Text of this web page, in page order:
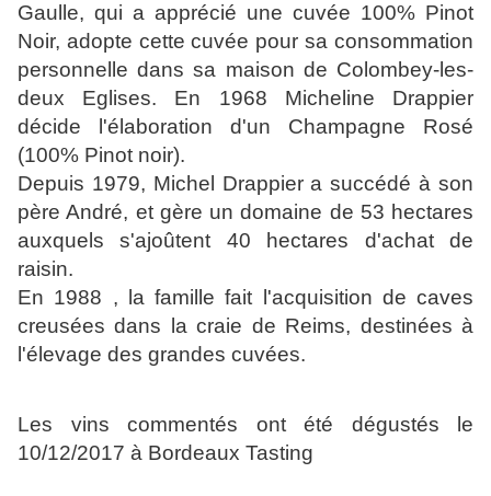
Gaulle, qui a apprécié une cuvée 100% Pinot
Noir, adopte cette cuvée pour sa consommation
personnelle dans sa maison de Colombey-les-
deux Eglises. En 1968 Micheline Drappier
décide l'élaboration d'un Champagne Rosé
(100% Pinot noir).
Depuis 1979, Michel Drappier a succédé à son
père André, et gère un domaine de 53 hectares
auxquels s'ajoûtent 40 hectares d'achat de
raisin.
En 1988 , la famille fait l'acquisition de caves
creusées dans la craie de Reims, destinées à
l'élevage des grandes cuvées.
Les vins commentés ont été dégustés le
10/12/2017 à Bordeaux Tasting